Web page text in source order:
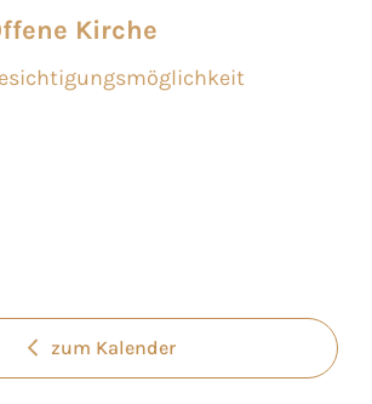
Kirche
zum Kalender